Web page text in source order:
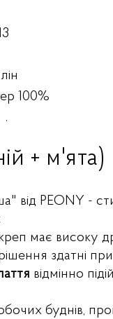
100%
.
+ м'ята)
від PEONY -
має високу
здатні
відмінно
буднів,